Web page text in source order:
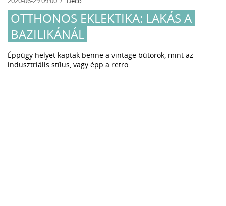
OTTHONOS EKLEKTIKA: LAKÁS A
BAZILIKÁNÁL
Éppúgy helyet kaptak benne a vintage bútorok, mint az
indusztriális stílus, vagy épp a retro.